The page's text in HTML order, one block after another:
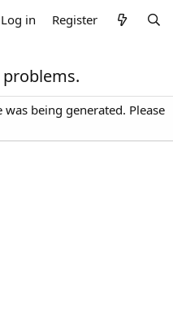
Log in Register
being generated. Please